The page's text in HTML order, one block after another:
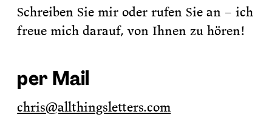
Schreiben Sie mir oder rufen Sie an – ich
freue mich darauf, von Ihnen zu hören!
per Mail
chris@allthingsletters.com